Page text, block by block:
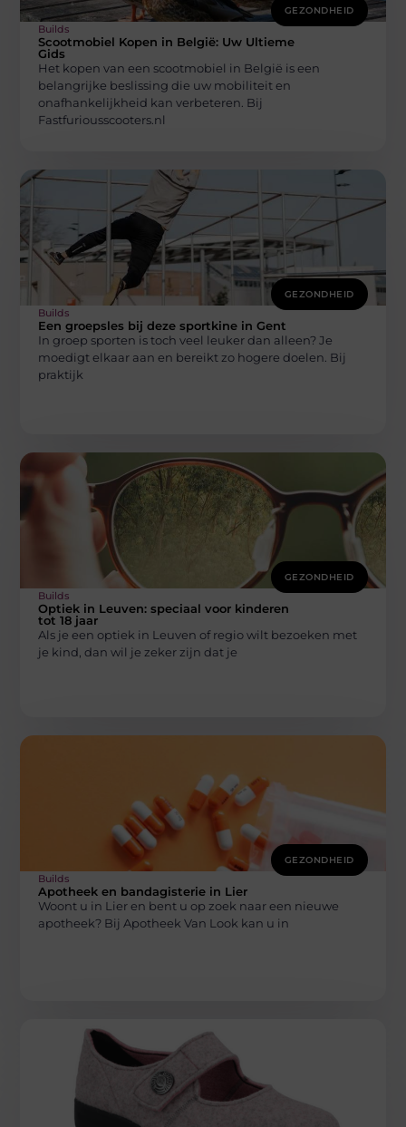
GEZONDHEID
Builds
Scootmobiel Kopen in België: Uw Ultieme
Gids
Het kopen van een scootmobiel in België is een
belangrijke beslissing die uw mobiliteit en
onafhankelijkheid kan verbeteren. Bij
Fastfuriousscooters.nl
GEZONDHEID
Builds
Een groepsles bij deze sportkine in Gent
In groep sporten is toch veel leuker dan alleen? Je
moedigt elkaar aan en bereikt zo hogere doelen. Bij
praktijk
GEZONDHEID
Builds
Optiek in Leuven: speciaal voor kinderen
tot 18 jaar
Als je een optiek in Leuven of regio wilt bezoeken met
je kind, dan wil je zeker zijn dat je
GEZONDHEID
Builds
Apotheek en bandagisterie in Lier
Woont u in Lier en bent u op zoek naar een nieuwe
apotheek? Bij Apotheek Van Look kan u in